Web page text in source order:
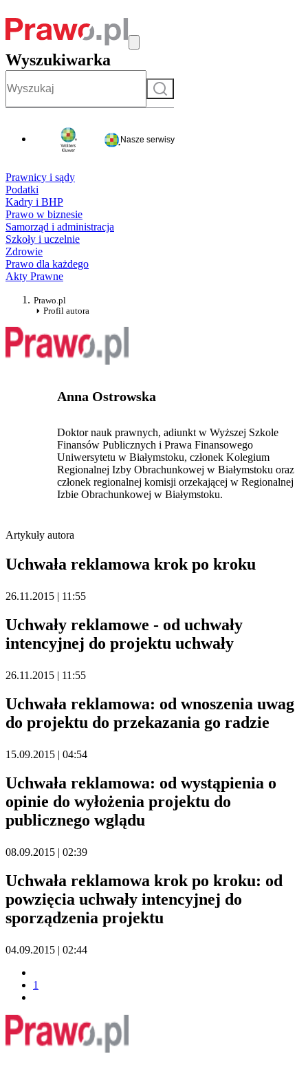
Wyszukiwarka
Szukaj
Nasze serwisy
Prawnicy i sądy
Podatki
Kadry i BHP
Prawo w biznesie
Samorząd i administracja
Szkoły i uczelnie
Zdrowie
Prawo dla każdego
Akty Prawne
Prawo.pl
Profil autora
Anna Ostrowska
Doktor nauk prawnych, adiunkt w Wyższej Szkole
Finansów Publicznych i Prawa Finansowego
Uniwersytetu w Białymstoku, członek Kolegium
Regionalnej Izby Obrachunkowej w Białymstoku oraz
członek regionalnej komisji orzekającej w Regionalnej
Izbie Obrachunkowej w Białymstoku.
Artykuły autora
Uchwała reklamowa krok po kroku
26.11.2015 | 11:55
Uchwały reklamowe - od uchwały
intencyjnej do projektu uchwały
26.11.2015 | 11:55
Uchwała reklamowa: od wnoszenia uwag
do projektu do przekazania go radzie
15.09.2015 | 04:54
Uchwała reklamowa: od wystąpienia o
opinie do wyłożenia projektu do
publicznego wglądu
08.09.2015 | 02:39
Uchwała reklamowa krok po kroku: od
powzięcia uchwały intencyjnej do
sporządzenia projektu
04.09.2015 | 02:44
1